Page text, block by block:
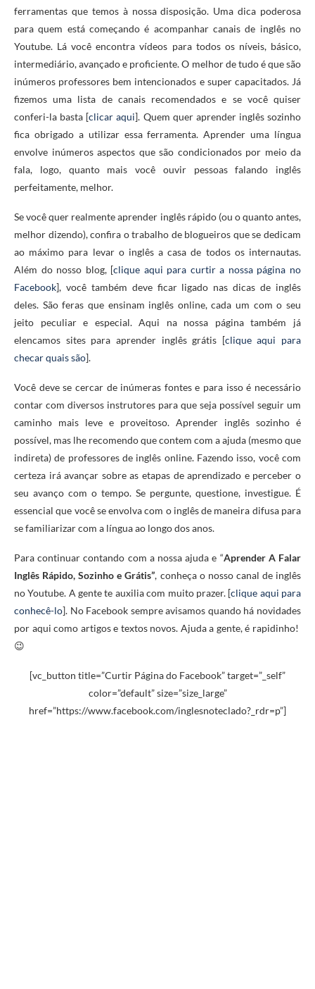
ferramentas que temos à nossa disposição. Uma dica poderosa
para quem está começando é acompanhar canais de inglês no
Youtube. Lá você encontra vídeos para todos os níveis, básico,
intermediário, avançado e proficiente. O melhor de tudo é que são
inúmeros professores bem intencionados e super capacitados. Já
fizemos uma lista de canais recomendados e se você quiser
conferi-la basta [clicar aqui]. Quem quer aprender inglês sozinho
fica obrigado a utilizar essa ferramenta. Aprender uma língua
envolve inúmeros aspectos que são condicionados por meio da
fala, logo, quanto mais você ouvir pessoas falando inglês
perfeitamente, melhor.
Se você quer realmente aprender inglês rápido (ou o quanto antes,
melhor dizendo), confira o trabalho de blogueiros que se dedicam
ao máximo para levar o inglês a casa de todos os internautas.
Além do nosso blog, [clique aqui para curtir a nossa página no
Facebook], você também deve ficar ligado nas dicas de inglês
deles. São feras que ensinam inglês online, cada um com o seu
jeito peculiar e especial. Aqui na nossa página também já
elencamos sites para aprender inglês grátis [clique aqui para
checar quais são].
Você deve se cercar de inúmeras fontes e para isso é necessário
contar com diversos instrutores para que seja possível seguir um
caminho mais leve e proveitoso. Aprender inglês sozinho é
possível, mas lhe recomendo que contem com a ajuda (mesmo que
indireta) de professores de inglês online. Fazendo isso, você com
certeza irá avançar sobre as etapas de aprendizado e perceber o
seu avanço com o tempo. Se pergunte, questione, investigue. É
essencial que você se envolva com o inglês de maneira difusa para
se familiarizar com a língua ao longo dos anos.
Para continuar contando com a nossa ajuda e “Aprender A Falar
Inglês Rápido, Sozinho e Grátis”, conheça o nosso canal de inglês
no Youtube. A gente te auxilia com muito prazer. [clique aqui para
conhecê-lo]. No Facebook sempre avisamos quando há novidades
por aqui como artigos e textos novos. Ajuda a gente, é rapidinho!
😉
[vc_button title=”Curtir Página do Facebook” target=”_self”
color=”default” size=”size_large”
href=”https://www.facebook.com/inglesnoteclado?_rdr=p”]